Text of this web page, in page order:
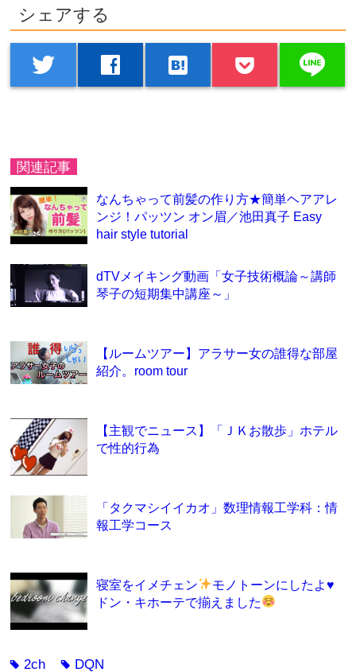
シェアする
twitter facebook hatenabookmark line
関連記事
なんちゃって前髪の作り方★簡単ヘアアレ
ンジ！パッツン オン眉／池田真子 Easy
hair style tutorial
dTVメイキング動画「女子技術概論～講師
琴子の短期集中講座～」
【ルームツアー】アラサー女の誰得な部屋
紹介。room tour
【主観でニュース】「ＪＫお散歩」ホテル
で性的行為
「タクマシイイカオ」数理情報工学科：情
報工学コース
寝室をイメチェン モノトーンにしたよ♥
ドン・キホーテで揃えました
tag 2ch tag DQN